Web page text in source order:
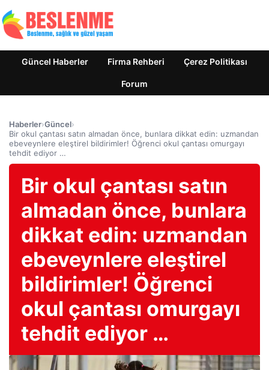
Güncel Haberler Firma Rehberi Çerez Politikası
Forum
Haberler›Güncel›
Bir okul çantası satın almadan önce, bunlara dikkat edin: uzmandan
ebeveynlere eleştirel bildirimler! Öğrenci okul çantası omurgayı
tehdit ediyor …
Bir okul çantası satın
almadan önce, bunlara
dikkat edin: uzmandan
ebeveynlere eleştirel
bildirimler! Öğrenci
okul çantası omurgayı
tehdit ediyor …